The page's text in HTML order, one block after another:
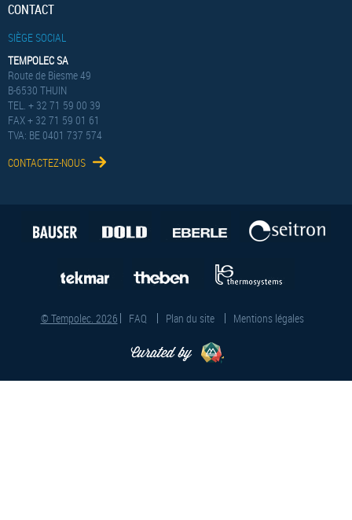
CONTACT
SIÈGE SOCIAL
TEMPOLEC SA
Route de Biesme 49
B-6530 THUIN
TEL. + 32 71 59 00 39
FAX + 32 71 59 01 61
TVA: BE 0401 737 574
CONTACTEZ-NOUS
© Tempolec. 2026 FAQ Plan du site Mentions légales